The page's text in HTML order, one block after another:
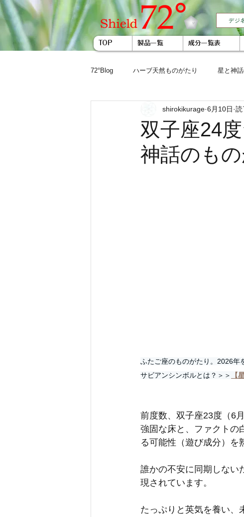
デジ
TOP 製品一覧 成分一覧表
72°Blog ハーブ天然ものがたり 星と神
双子座24
神話のもの
shirokikurage 6月10日 読
ふたご座のものがたり。2026年
サビアンシンボルとは？＞＞
【
前度数、双子座23度（6
強固な床と、ファクトの
る可能性（遊び成分）を
誰かの不安に同期しない
現されています。
たっぷりと英気を養い、